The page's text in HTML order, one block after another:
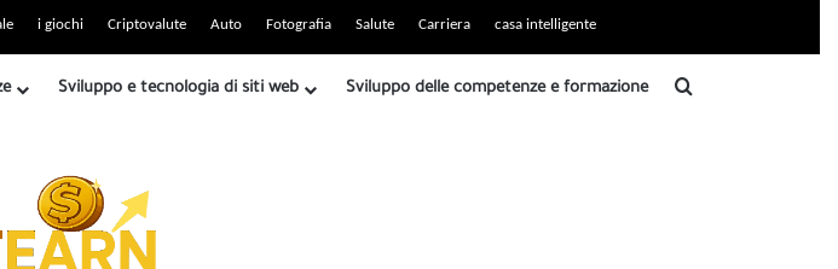
i giochi Criptovalute Auto Fotografia Salute Carriera casa intelligente
Sviluppo e tecnologia di siti web Sviluppo delle competenze e formazione Ricerca